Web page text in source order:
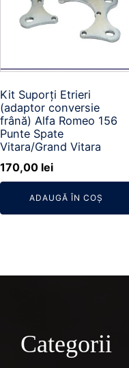
Kit Suporți Etrieri
(adaptor conversie
frână) Alfa Romeo 156
Punte Spate
Vitara/Grand Vitara
170,00 lei
ADAUGĂ ÎN COȘ
Categorii